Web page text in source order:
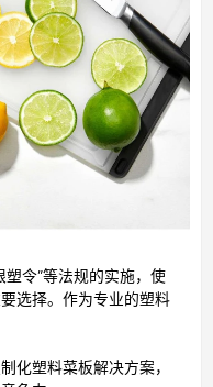
令”等法规的实施，使
选择。作为专业的塑料
化塑料菜板解决方案，